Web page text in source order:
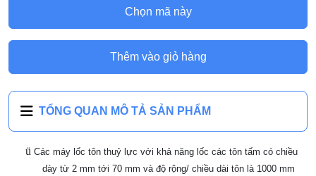
Chọn mã này
Thêm vào giỏ hàng
TỔNG QUAN MÔ TẢ SẢN PHẨM
ü Các máy lốc tôn thuỷ lực với khả năng lốc các tôn tấm có chiều
dày từ 2 mm tới 70 mm và độ rộng/ chiều dài tôn là 1000 mm